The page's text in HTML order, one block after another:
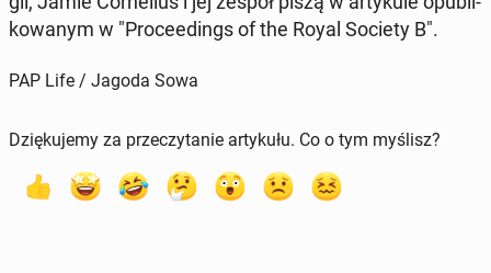
ko­wa­nym w "Pro­ce­edings of the Royal Society B".
PAP Life / Jagoda Sowa
Dziękujemy za przeczytanie artykułu. Co o tym myślisz?